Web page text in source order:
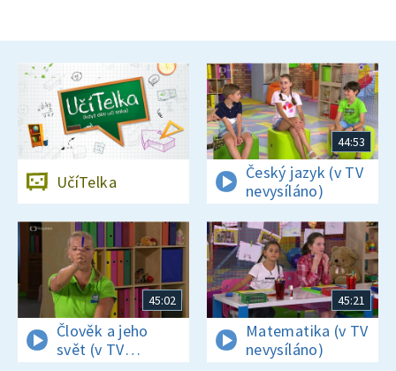
UčíTelka
44:53
Český jazyk (v TV
nevysíláno)
45:02
Člověk a jeho
svět (v TV
45:21
Matematika (v TV
nevysíláno)